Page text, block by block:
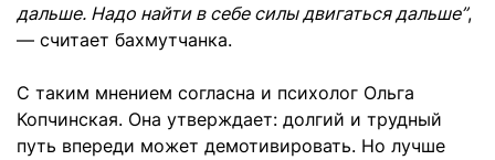
дальше. Надо найти в себе силы двигаться дальше”,
— считает бахмутчанка.
С таким мнением согласна и психолог Ольга
Копчинская. Она утверждает: долгий и трудный
путь впереди может демотивировать. Но лучше